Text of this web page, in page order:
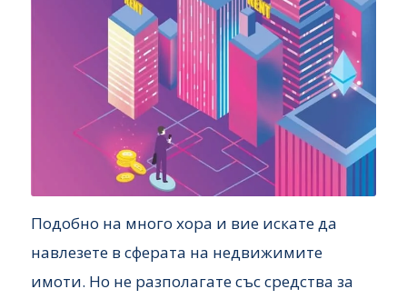
Подобно на много хора и вие искате да
навлезете в сферата на недвижимите
имоти. Но не разполагате със средства за